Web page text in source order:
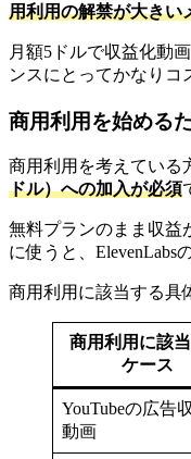
用利用の解禁が大きい
月額5ドルで収益化動
ンスにとってかなりコ
商用利用を始める
商用利用を考えている
ドル）への加入が必須
無料プランのまま収益
に使うと、ElevenLabs
商用利用に該当する具
商用利用に該
ケース
YouTubeの広告
動画